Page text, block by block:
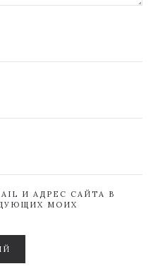
И АДРЕС САЙТА В
МОИХ